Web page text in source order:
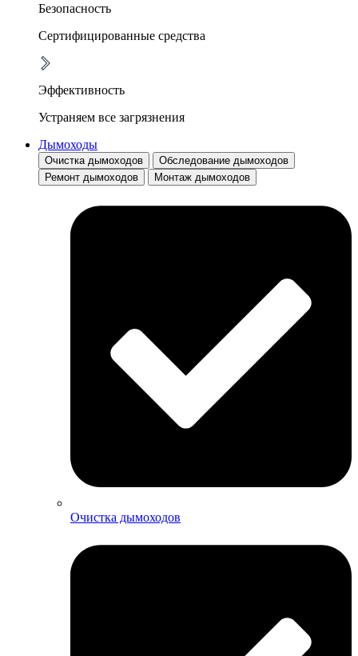
Безопасность
Сертифицированные средства
Эффективность
Устраняем все загрязнения
Дымоходы
Очистка дымоходов
Обследование дымоходов
Ремонт дымоходов
Монтаж дымоходов
Очистка дымоходов